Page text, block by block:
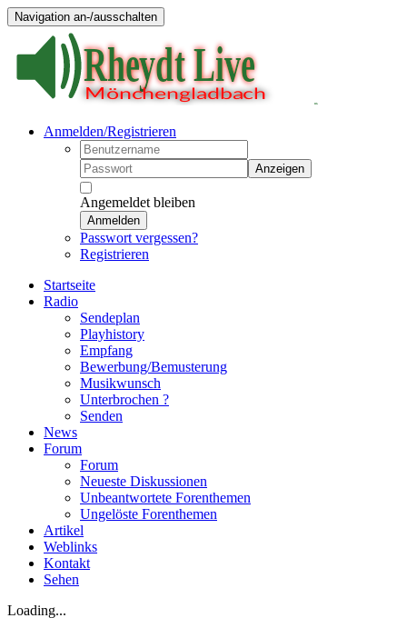
Navigation an-/ausschalten
Anmelden/Registrieren
Anzeigen
Angemeldet bleiben
Anmelden
Passwort vergessen?
Registrieren
Startseite
Radio
Sendeplan
Playhistory
Empfang
Bewerbung/Bemusterung
Musikwunsch
Unterbrochen ?
Senden
News
Forum
Forum
Neueste Diskussionen
Unbeantwortete Forenthemen
Ungelöste Forenthemen
Artikel
Weblinks
Kontakt
Sehen
Loading...